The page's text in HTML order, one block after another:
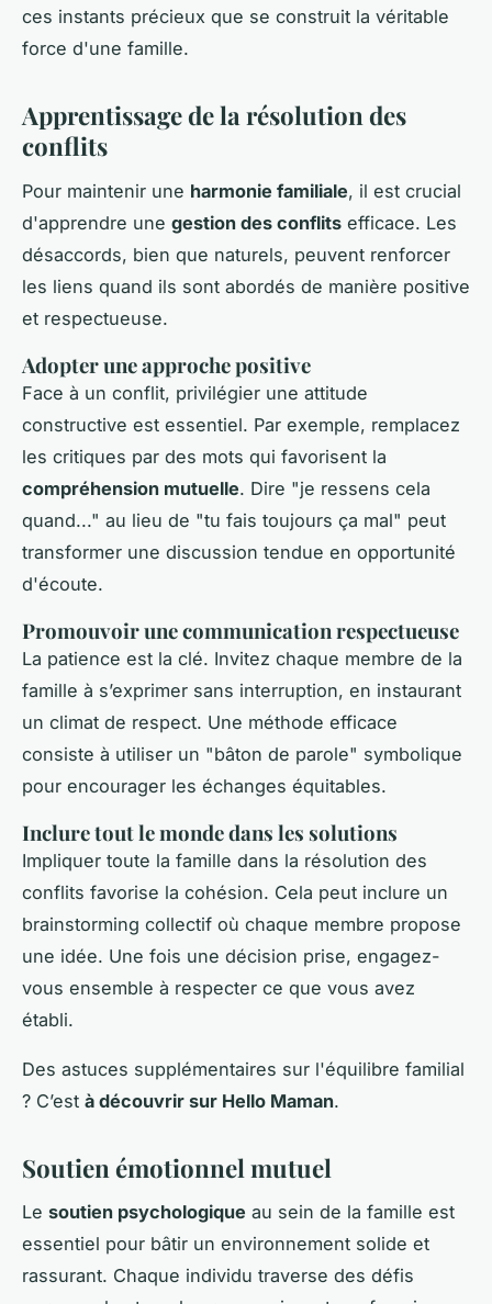
ces instants précieux que se construit la véritable
force d'une famille.
Apprentissage de la résolution des
conflits
Pour maintenir une harmonie familiale, il est crucial
d'apprendre une gestion des conflits efficace. Les
désaccords, bien que naturels, peuvent renforcer
les liens quand ils sont abordés de manière positive
et respectueuse.
Adopter une approche positive
Face à un conflit, privilégier une attitude
constructive est essentiel. Par exemple, remplacez
les critiques par des mots qui favorisent la
compréhension mutuelle. Dire "je ressens cela
quand..." au lieu de "tu fais toujours ça mal" peut
transformer une discussion tendue en opportunité
d'écoute.
Promouvoir une communication respectueuse
La patience est la clé. Invitez chaque membre de la
famille à s’exprimer sans interruption, en instaurant
un climat de respect. Une méthode efficace
consiste à utiliser un "bâton de parole" symbolique
pour encourager les échanges équitables.
Inclure tout le monde dans les solutions
Impliquer toute la famille dans la résolution des
conflits favorise la cohésion. Cela peut inclure un
brainstorming collectif où chaque membre propose
une idée. Une fois une décision prise, engagez-
vous ensemble à respecter ce que vous avez
établi.
Des astuces supplémentaires sur l'équilibre familial
? C’est à découvrir sur Hello Maman.
Soutien émotionnel mutuel
Le soutien psychologique au sein de la famille est
essentiel pour bâtir un environnement solide et
rassurant. Chaque individu traverse des défis